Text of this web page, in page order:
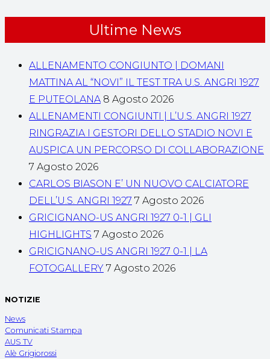
Ultime News
ALLENAMENTO CONGIUNTO | DOMANI
MATTINA AL “NOVI” IL TEST TRA U.S. ANGRI 1927
E PUTEOLANA 8 Agosto 2026
ALLENAMENTI CONGIUNTI | L’U.S. ANGRI 1927
RINGRAZIA I GESTORI DELLO STADIO NOVI E
AUSPICA UN PERCORSO DI COLLABORAZIONE
7 Agosto 2026
CARLOS BIASON E’ UN NUOVO CALCIATORE
DELL’U.S. ANGRI 1927 7 Agosto 2026
GRICIGNANO-US ANGRI 1927 0-1 | GLI
HIGHLIGHTS 7 Agosto 2026
GRICIGNANO-US ANGRI 1927 0-1 | LA
FOTOGALLERY 7 Agosto 2026
NOTIZIE
News
Comunicati Stampa
AUS TV
Alè Grigiorossi